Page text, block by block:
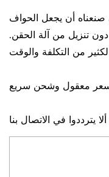
أن يجعل الحواف
دون تنزيل من آلة الحقن.